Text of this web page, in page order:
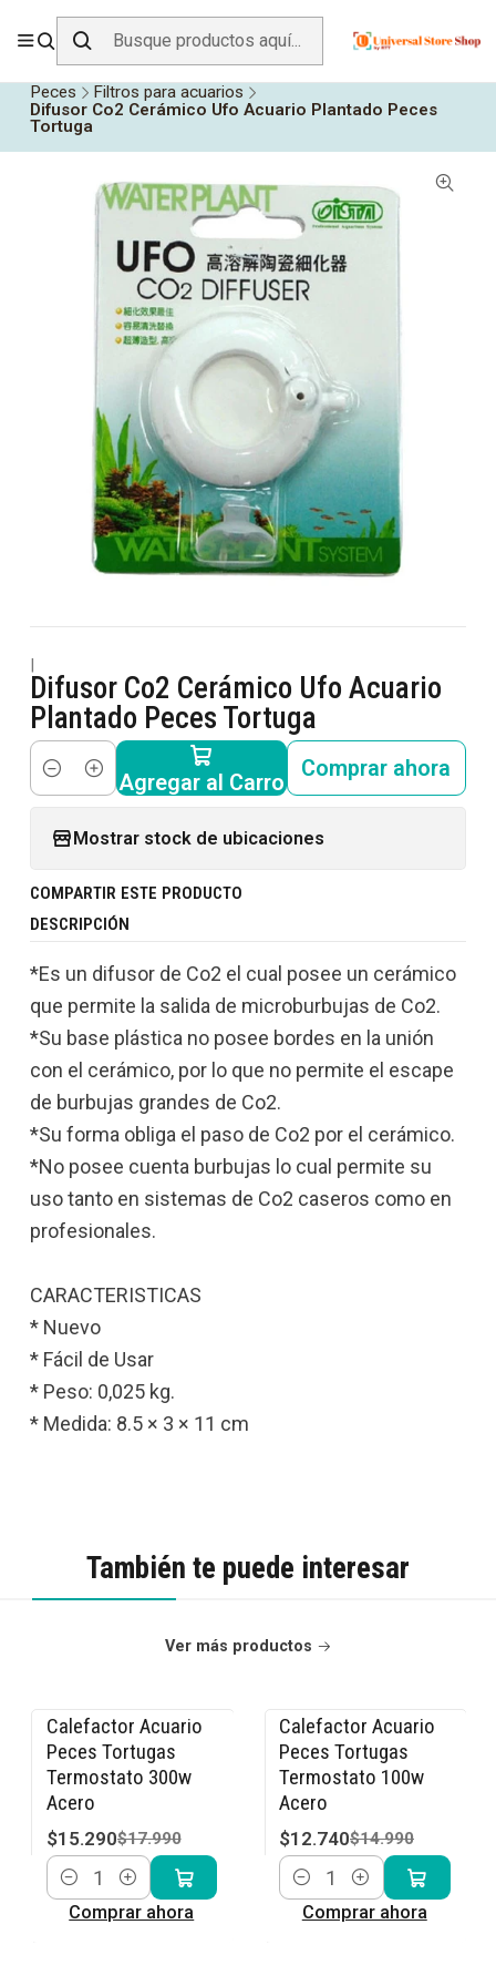
ENVÍO GRATIS SOBRE$19.990EN ZONA CENTRO
Peces
Filtros para acuarios
Difusor Co2 Cerámico Ufo Acuario Plantado Peces
Tortuga
|
Difusor Co2 Cerámico Ufo Acuario
Plantado Peces Tortuga
Cantidad Agregar al Carro
Comprar ahora
Mostrar stock de ubicaciones
COMPARTIR ESTE PRODUCTO
DESCRIPCIÓN
*Es un difusor de Co2 el cual posee un cerámico
que permite la salida de microburbujas de Co2.
*Su base plástica no posee bordes en la unión
con el cerámico, por lo que no permite el escape
de burbujas grandes de Co2.
*Su forma obliga el paso de Co2 por el cerámico.
*No posee cuenta burbujas lo cual permite su
uso tanto en sistemas de Co2 caseros como en
profesionales.
CARACTERISTICAS
* Nuevo
* Fácil de Usar
* Peso: 0,025 kg.
* Medida: 8.5 × 3 × 11 cm
También te puede interesar
Ver más productos
-15% OFF
Calefactor Acuario
Peces Tortugas
Termostato 300w
Acero
$15.290$17.990
Cantidad
Comprar ahora
-15% OFF
Calefactor Acuario
Peces Tortugas
Termostato 100w
Acero
$12.740$14.990
Cantidad
Comprar ahora